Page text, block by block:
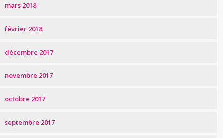
mars 2018
février 2018
décembre 2017
novembre 2017
octobre 2017
septembre 2017